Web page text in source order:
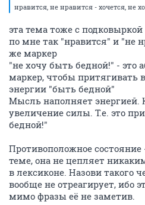
нравится, не нравится - хочется, не
эта тема тоже с подковыркой
по мне так "нравится" и "не
же маркер
"не хочу быть бедной!" - это
маркер, чтобы притягивать
энергии "быть бедной"
Мысль наполняет энергией.
увеличение силы. Т.е. это
бедной!"
Противоположное
теме, она не цепляет
в лексиконе. Назови такого
вообще не отреагирует, ибо
мимо фразы её не заметив.